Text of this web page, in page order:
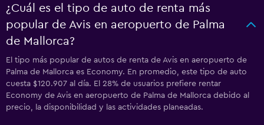
¿Cuál es el tipo de auto de renta más
popular de Avis en aeropuerto de Palma
de Mallorca?
El tipo más popular de autos de renta de Avis en aeropuerto de
Palma de Mallorca es Economy. En promedio, este tipo de auto
cuesta $120.907 al día. El 28% de usuarios prefiere rentar
Economy de Avis en aeropuerto de Palma de Mallorca debido al
precio, la disponibilidad y las actividades planeadas.